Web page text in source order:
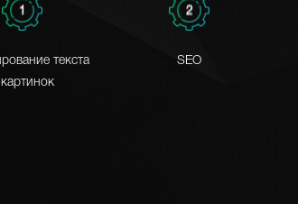
1
текста
2
SEO